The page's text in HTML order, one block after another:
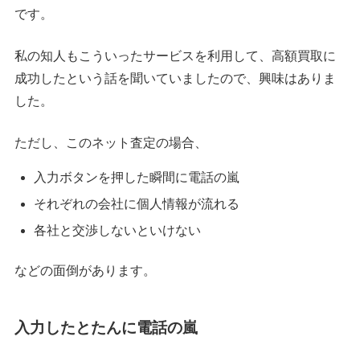
です。
私の知人もこういったサービスを利用して、高額買取に
成功したという話を聞いていましたので、興味はありま
した。
ただし、このネット査定の場合、
入力ボタンを押した瞬間に電話の嵐
それぞれの会社に個人情報が流れる
各社と交渉しないといけない
などの面倒があります。
入力したとたんに電話の嵐